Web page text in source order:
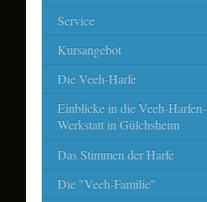
Service
Kursangebot
Die Veeh-Harfe
Einblicke in die Veeh-Harfen-
Werkstatt in Gülchsheim
Das Stimmen der Harfe
Die "Veeh-Familie"